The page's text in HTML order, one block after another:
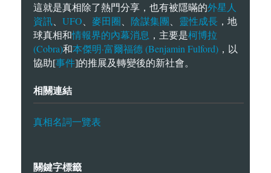
這就是真相除了熱門分享，也有被隱暪的外星人
資訊
UFO 麥田圈 陰謀集團 靈性成長 ，地
球真相和情報界的內幕消息 ，主要是柯博拉
(Cobra)和本傑明·富爾福德 (Benjamin Fulford) ，以
協助[事件]的推展及轉變後的新社會。
相關連結
真相名詞一覽表
關鍵字標籤